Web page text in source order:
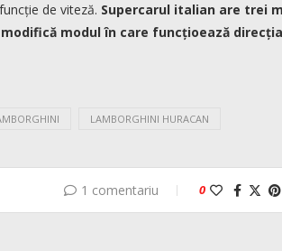
de viteză. Supercarul italian are trei
modifică modul în care funcțioează
LAMBORGHINI HURACAN
1 comentariu 0